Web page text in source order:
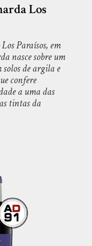
Los
Paraísos, em
nasce sobre um
de argila e
confere
a uma das
tintas da